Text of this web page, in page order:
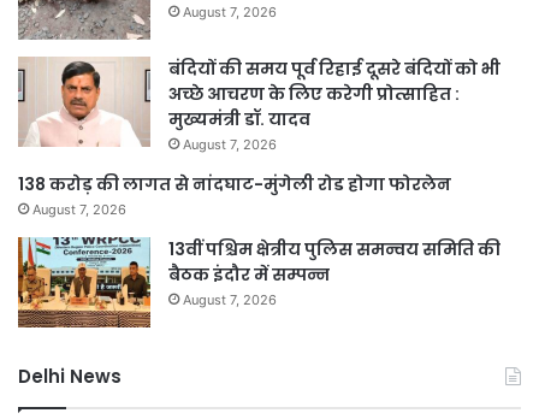
August 7, 2026
बंदियों की समय पूर्व रिहाई दूसरे बंदियों को भी
अच्छे आचरण के लिए करेगी प्रोत्साहित :
मुख्यमंत्री डॉ. यादव
August 7, 2026
138 करोड़ की लागत से नांदघाट-मुंगेली रोड होगा फोरलेन
August 7, 2026
13वीं पश्चिम क्षेत्रीय पुलिस समन्वय समिति की
बैठक इंदौर में सम्पन्न
August 7, 2026
Delhi News